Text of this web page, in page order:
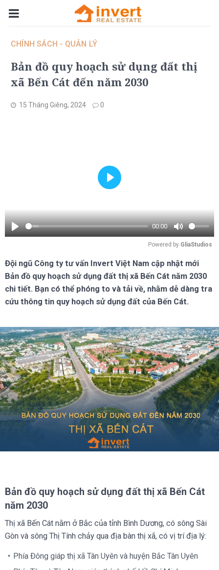
CHÍNH SÁCH - QUẢN LÝ
Bản đồ quy hoạch sử dụng đất thị
xã Bến Cát đến năm 2030
15 Tháng Giêng, 2024 0
Play
00:00
Mute
Play
Powered by GliaStudios
Đội ngũ Công ty tư vấn Invert Việt Nam cập nhật mới
Bản đồ quy hoạch sử dụng đất thị xã Bến Cát năm 2030
chi tiết. Bạn có thể phóng to và tải về, nhằm dễ dàng tra
cứu thông tin quy hoạch sử dụng đất của Bến Cát.
Bản đồ quy hoạch sử dụng đất thị xã Bến Cát
năm 2030
Thị xã Bến Cát nằm ở Bắc của tỉnh Bình Dương, có sông Sài
Gòn và sông Thị Tính chảy qua địa bàn thị xã, có vị trí địa lý:
Phía Đông giáp thị xã Tân Uyên và huyện Bắc Tân Uyên